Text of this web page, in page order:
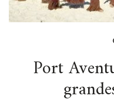
Port